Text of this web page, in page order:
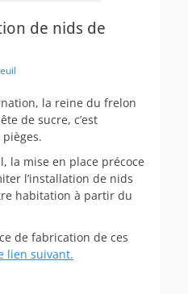
de nids de
la reine du frelon
de sucre, c’est
pièges.
la mise en place précoce
l’installation de nids
habitation à partir du
de fabrication de ces
lien suivant.